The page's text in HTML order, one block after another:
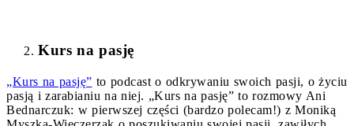
Kurs na pasję
„Kurs na pasję” to podcast o odkrywaniu swoich pasji, o życiu
pasją i zarabianiu na niej. „Kurs na pasję” to rozmowy Ani
Bednarczuk: w pierwszej części (bardzo polecam!) z Moniką